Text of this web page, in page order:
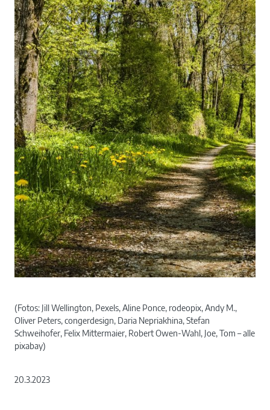
(Fotos: Jill Wellington, Pexels, Aline Ponce, rodeopix, Andy M.,
Oliver Peters, congerdesign, Daria Nepriakhina, Stefan
Schweihofer, Felix Mittermaier, Robert Owen-Wahl, Joe, Tom – alle
pixabay)
20.3.2023